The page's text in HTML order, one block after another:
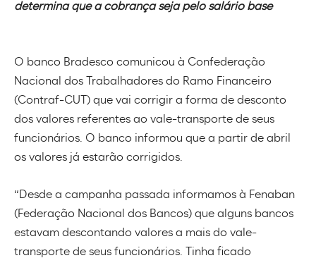
determina que a cobrança seja pelo salário base
O banco Bradesco comunicou à Confederação
Nacional dos Trabalhadores do Ramo Financeiro
(Contraf-CUT) que vai corrigir a forma de desconto
dos valores referentes ao vale-transporte de seus
funcionários. O banco informou que a partir de abril
os valores já estarão corrigidos.
“Desde a campanha passada informamos à Fenaban
(Federação Nacional dos Bancos) que alguns bancos
estavam descontando valores a mais do vale-
transporte de seus funcionários. Tinha ficado